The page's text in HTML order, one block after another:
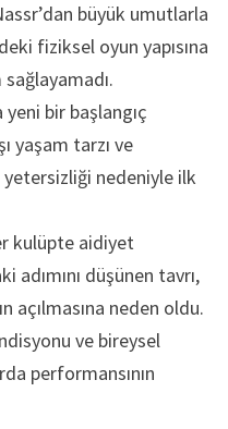
büyük umutlarla
fiziksel oyun yapısına
yeni bir başlangıç
yaşam tarzı ve
nedeniyle ilk
kulüpte aidiyet
düşünen tavrı,
açılmasına neden oldu.
ve bireysel
performansının